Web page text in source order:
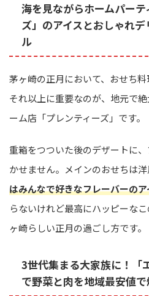
海を見ながらホームパー
ズ」のアイスとおしゃれ
ル
茅ヶ崎の正月において、おせち
それ以上に重要なのが、地元で
ーム店「プレンティーズ」です。
重箱をつついた後のデザートに
かせません。メインのおせちは洋
はみんなで好きなフレーバーの
らないけれど最高にハッピーな
ヶ崎らしい正月の過ごし方です。
3世代集まる大家族に！「
で野菜と肉を地域最安値